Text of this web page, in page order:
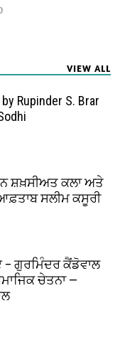
VIEW ALL
Rupinder S. Brar
ਸ਼ਖ਼ਸੀਅਤ ਕਲਾ ਅਤੇ
ਸਲੀਮ ਕਸੂਰੀ
– ਗੁਰਮਿੰਦਰ ਕੈਂਡੋਵਾਲ
ਚੇਤਨਾ —